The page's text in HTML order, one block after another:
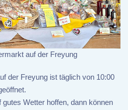
auf der Freyung
der Freyung ist täglich von 10:00
Wetter hoffen, dann können